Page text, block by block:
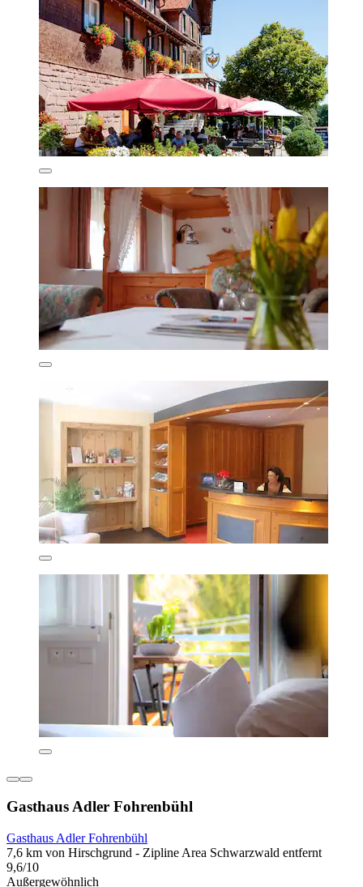
Gasthaus Adler Fohrenbühl
Gasthaus Adler Fohrenbühl
7,6 km von Hirschgrund - Zipline Area Schwarzwald entfernt
9,6/10
Außergewöhnlich